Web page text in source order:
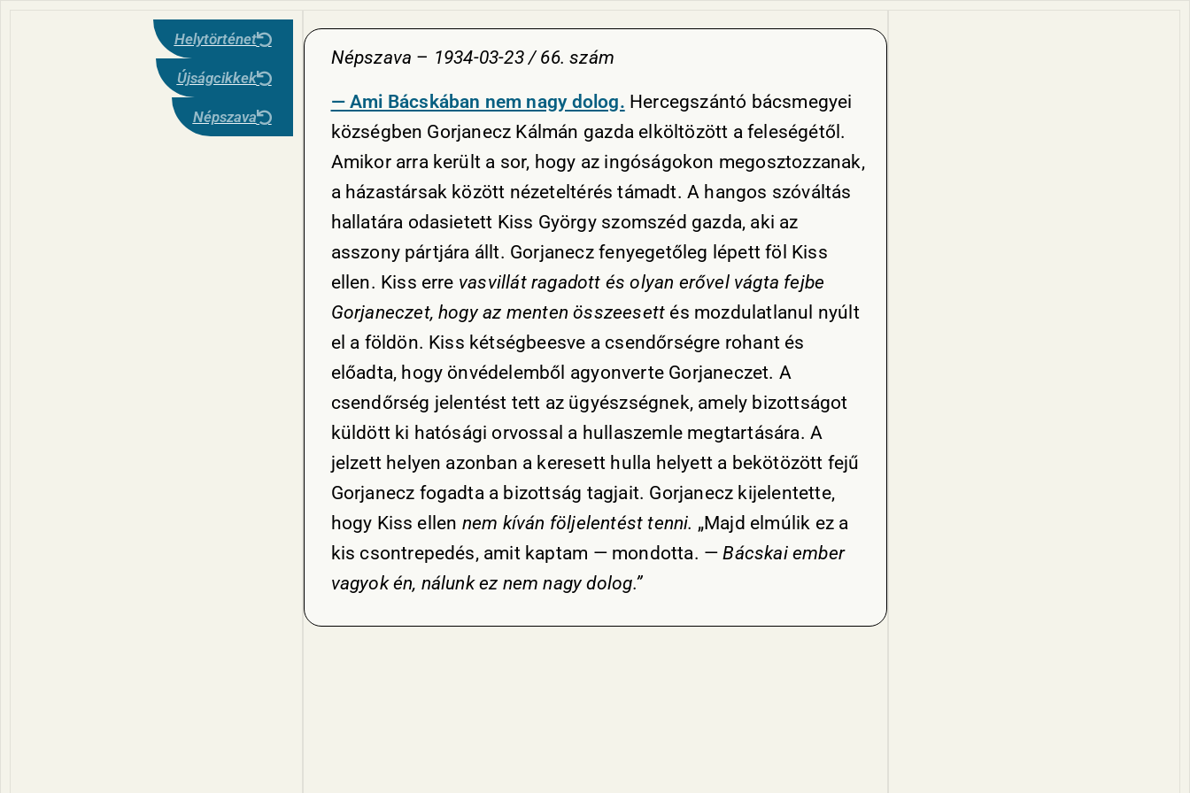
Helytörténet
Újságcikkek
Népszava
Népszava – 1934-03-23 / 66. szám
— Ami Bácskában nem nagy dolog. Hercegszántó bácsmegyei
községben Gorjanecz Kálmán gazda elköltözött a feleségétől.
Amikor arra került a sor, hogy az ingóságokon megosztozzanak,
a házastársak között nézeteltérés támadt. A hangos szóváltás
hallatára odasietett Kiss György szomszéd gazda, aki az
asszony pártjára állt. Gorjanecz fenyegetőleg lépett föl Kiss
ellen. Kiss erre vasvillát ragadott és olyan erővel vágta fejbe
Gorjaneczet, hogy az menten összeesett és mozdulatlanul nyúlt
el a földön. Kiss kétségbeesve a csendőrségre rohant és
előadta, hogy önvédelemből agyonverte Gorjaneczet. A
csendőrség jelentést tett az ügyészségnek, amely bizottságot
küldött ki hatósági orvossal a hullaszemle megtartására. A
jelzett helyen azonban a keresett hulla helyett a bekötözött fejű
Gorjanecz fogadta a bizottság tagjait. Gorjanecz kijelentette,
hogy Kiss ellen nem kíván följelentést tenni. „Majd elmúlik ez a
kis csontrepedés, amit kaptam — mondotta. —Bácskai ember
vagyok én, nálunk ez nem nagy dolog.”